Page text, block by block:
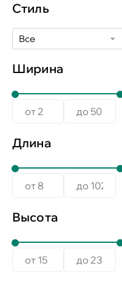
Стиль
Все
Ширина
Длина
Высота